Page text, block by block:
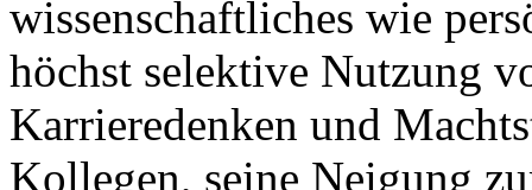
wissenschaftliches wie
höchst selektive Nutzung
Karrieredenken und
Kollegen, seine Neigung